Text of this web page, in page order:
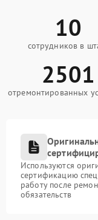
10
сотрудников в
2501
отремонтированных
Используются
сертификацию
работу после
обязательств